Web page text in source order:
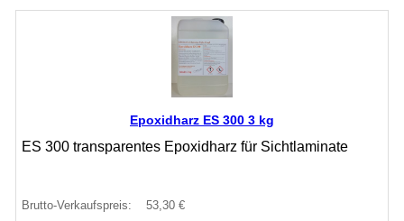
Epoxidharz ES 300 3 kg
ES 300 transparentes Epoxidharz für Sichtlaminate
Brutto-Verkaufspreis: 53,30 €